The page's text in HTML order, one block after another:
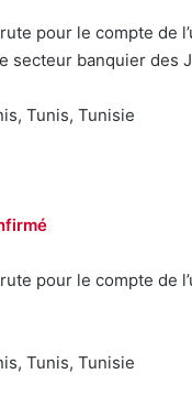
pour le compte de
secteur banquier des
Tunis, Tunisie
pour le compte de
Tunis, Tunisie